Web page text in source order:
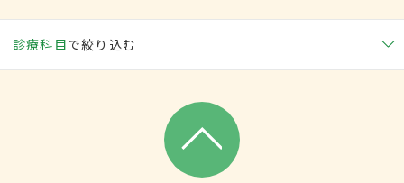
診療科目で絞り込む